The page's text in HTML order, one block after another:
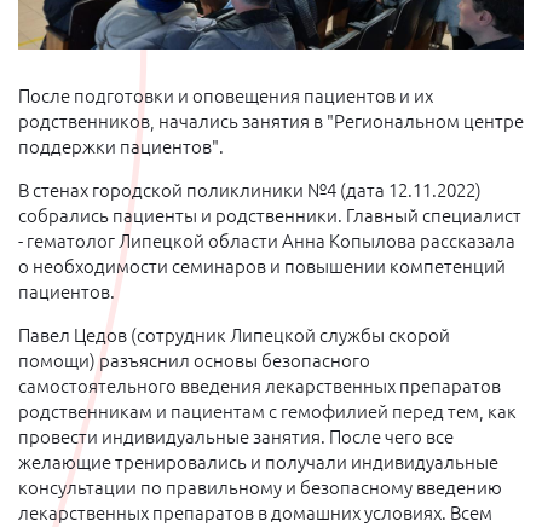
После подготовки и оповещения пациентов и их
родственников, начались занятия в "Региональном центре
поддержки пациентов".
В стенах городской поликлиники №4 (дата 12.11.2022)
собрались пациенты и родственники. Главный специалист
- гематолог Липецкой области Анна Копылова рассказала
о необходимости семинаров и повышении компетенций
пациентов.
Павел Цедов (сотрудник Липецкой службы скорой
помощи) разъяснил основы безопасного
самостоятельного введения лекарственных препаратов
родственникам и пациентам с гемофилией перед тем, как
провести индивидуальные занятия. После чего все
желающие тренировались и получали индивидуальные
консультации по правильному и безопасному введению
лекарственных препаратов в домашних условиях. Всем